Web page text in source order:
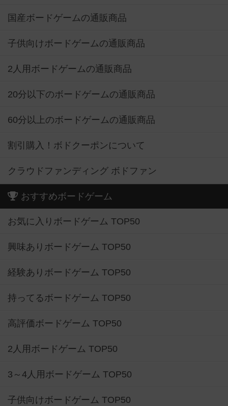
国産ボードゲームの通販商品
子供向けボードゲームの通販商品
2人用ボードゲームの通販商品
20分以下のボードゲームの通販商品
60分以上のボードゲームの通販商品
割引購入！ボドクーポンについて
クラウドファンディング ボドファン
おすすめボードゲーム
お気に入りボードゲーム TOP50
興味ありボードゲーム TOP50
経験ありボードゲーム TOP50
持ってるボードゲーム TOP50
高評価ボードゲーム TOP50
2人用ボードゲーム TOP50
3～4人用ボードゲーム TOP50
子供向けボードゲーム TOP50